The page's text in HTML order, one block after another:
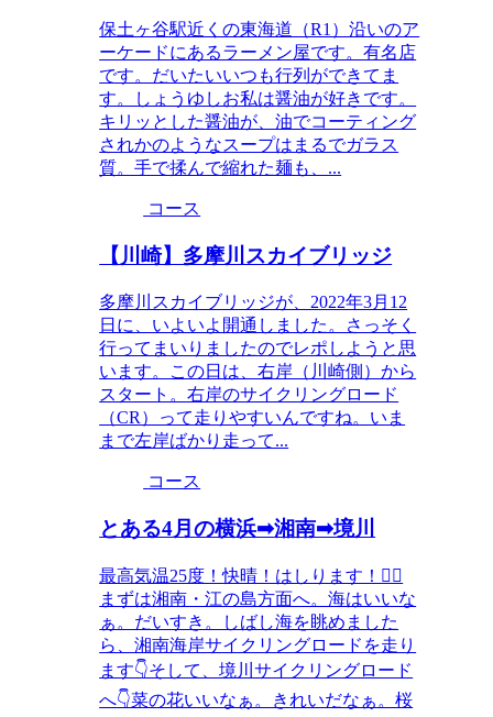
保土ヶ谷駅近くの東海道（R1）沿いのア
ーケードにあるラーメン屋です。有名店
です。だいたいいつも行列ができてま
す。しょうゆしお私は醤油が好きです。
キリッとした醤油が、油でコーティング
されかのようなスープはまるでガラス
質。手で揉んで縮れた麺も、...
コース
【川崎】多摩川スカイブリッジ
多摩川スカイブリッジが、2022年3月12
日に、いよいよ開通しました。さっそく
行ってまいりましたのでレポしようと思
います。この日は、右岸（川崎側）から
スタート。右岸のサイクリングロード
（CR）って走りやすいんですね。いま
まで左岸ばかり走って...
コース
とある4月の横浜➡湘南➡境川
最高気温25度！快晴！はしります！🚴‍♂️
まずは湘南・江の島方面へ。海はいいな
ぁ。だいすき。しばし海を眺めました
ら、湘南海岸サイクリングロードを走り
ます👇そして、境川サイクリングロード
へ👇菜の花いいなぁ。きれいだなぁ。桜